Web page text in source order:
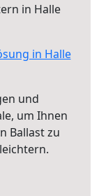
in Halle
in Halle
und
um Ihnen
Ballast zu